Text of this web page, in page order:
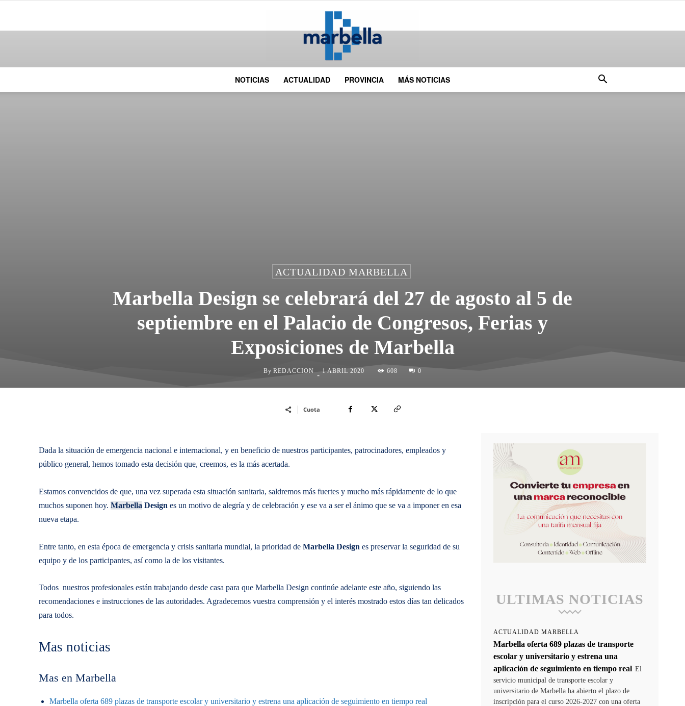
DMarbella
NOTICIAS ACTUALIDAD PROVINCIA MÁS NOTICIAS
ACTUALIDAD MARBELLA
Marbella Design se celebrará del 27 de agosto al 5 de
septiembre en el Palacio de Congresos, Ferias y
Exposiciones de Marbella
By REDACCION - 1 ABRIL 2020 608 0
Cuota
Dada la situación de emergencia nacional e internacional, y en beneficio de nuestros participantes, patrocinadores, empleados y
público general, hemos tomado esta decisión que, creemos, es la más acertada.
Estamos convencidos de que, una vez superada esta situación sanitaria, saldremos más fuertes y mucho más rápidamente de lo que
muchos suponen hoy. Marbella Design es un motivo de alegría y de celebración y ese va a ser el ánimo que se va a imponer en esa
nueva etapa.
Entre tanto, en esta época de emergencia y crisis sanitaria mundial, la prioridad de Marbella Design es preservar la seguridad de su
equipo y de los participantes, así como la de los visitantes.
Todos nuestros profesionales están trabajando desde casa para que Marbella Design continúe adelante este año, siguiendo las
recomendaciones e instrucciones de las autoridades. Agradecemos vuestra comprensión y el interés mostrado estos días tan delicados
para todos.
Mas noticias
Mas en Marbella
Marbella oferta 689 plazas de transporte escolar y universitario y estrena una aplicación de seguimiento en tiempo real
ULTIMAS NOTICIAS
ACTUALIDAD MARBELLA
Marbella oferta 689 plazas de transporte
escolar y universitario y estrena una
aplicación de seguimiento en tiempo real El
servicio municipal de transporte escolar y
universitario de Marbella ha abierto el plazo de
inscripción para el curso 2026-2027 con una oferta